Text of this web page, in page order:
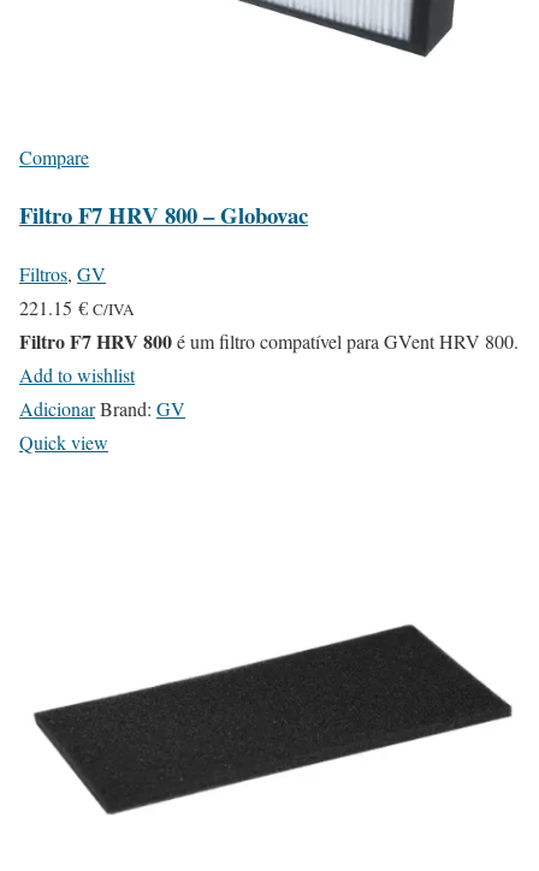
Compare
Filtro F7 HRV 800 – Globovac
Filtros, GV
221.15 € C/IVA
Filtro F7 HRV 800é um filtro compatível para GVent HRV 800.
Add to wishlist
AdicionarBrand: GV
Quick view